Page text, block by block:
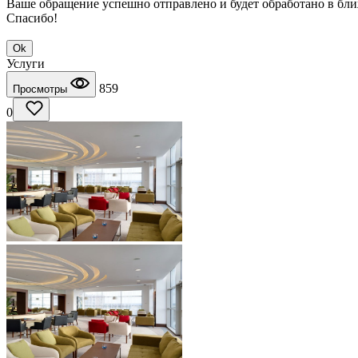
Ваше обращение успешно отправлено и будет обработано в
Спасибо!
Ok
Услуги
Просмотры
859
0